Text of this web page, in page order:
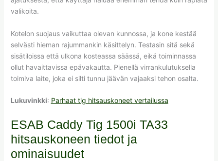
valikoita.
Kotelon suojaus vaikuttaa olevan kunnossa, ja kone kestää
selvästi hieman rajummankin käsittelyn. Testasin sitä sekä
sisätiloissa että ulkona kosteassa säässä, eikä toiminnassa
ollut havaittavissa epävakautta. Pienellä virrankulutuksella
toimiva laite, joka ei silti tunnu jäävän vajaaksi tehon osalta.
Lukuvinkki: Parhaat tig hitsauskoneet vertailussa
ESAB Caddy Tig 1500i TA33
hitsauskoneen tiedot ja
ominaisuudet